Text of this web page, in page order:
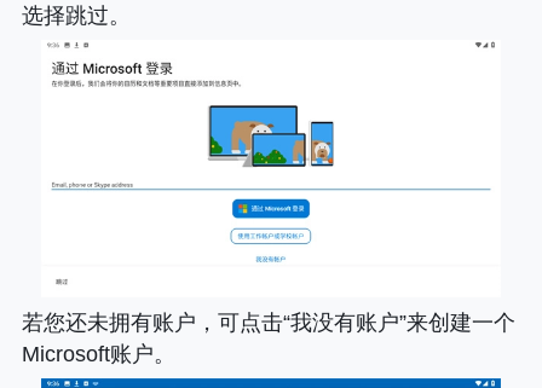
选择跳过。
若您还未拥有账户，可点击“我没有账户”来创建一个
Microsoft账户。